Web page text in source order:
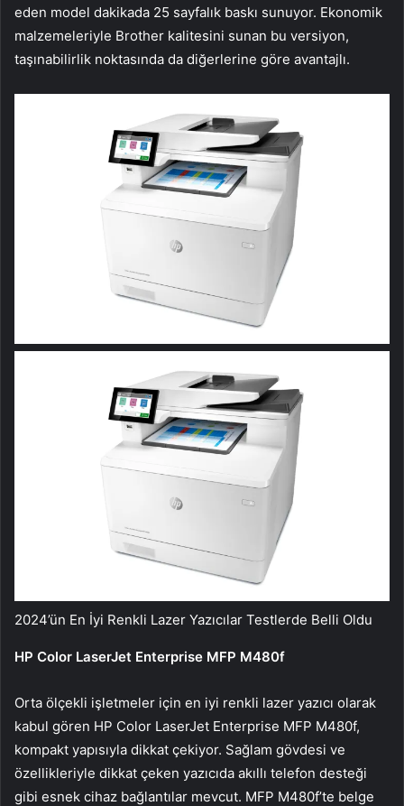
eden model dakikada 25 sayfalık baskı sunuyor. Ekonomik
malzemeleriyle Brother kalitesini sunan bu versiyon,
taşınabilirlik noktasında da diğerlerine göre avantajlı.
2024’ün En İyi Renkli Lazer Yazıcılar Testlerde Belli Oldu
HP Color LaserJet Enterprise MFP M480f
Orta ölçekli işletmeler için en iyi renkli lazer yazıcı olarak
kabul gören HP Color LaserJet Enterprise MFP M480f,
kompakt yapısıyla dikkat çekiyor. Sağlam gövdesi ve
özellikleriyle dikkat çeken yazıcıda akıllı telefon desteği
gibi esnek cihaz bağlantılar mevcut. MFP M480f’te belge